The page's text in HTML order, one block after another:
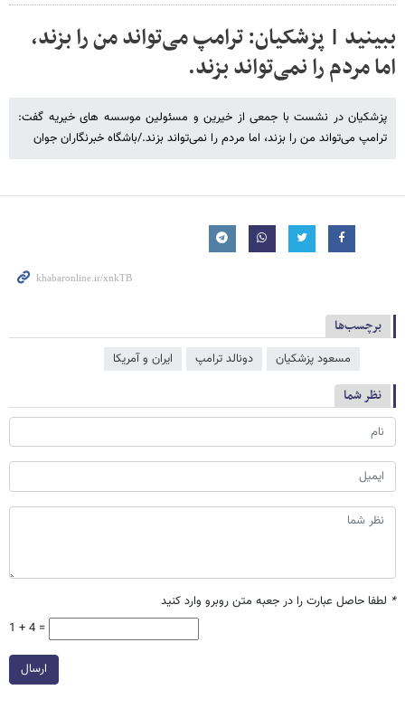
ببینید | پزشکیان: ترامپ می‌تواند من را بزند،
اما مردم را نمی‌تواند بزند.
پزشکیان در نشست با جمعی از خیرین و مسئولین موسسه های خیریه گفت:
ترامپ می‌تواند من را بزند، اما مردم را نمی‌تواند بزند./باشگاه خبرنگاران جوان
برچسب‌ها
مسعود پزشکیان دونالد ترامپ ایران و آمریکا
نظر شما
* لطفا حاصل عبارت را در جعبه متن روبرو وارد کنید
1 + 4 =
ارسال